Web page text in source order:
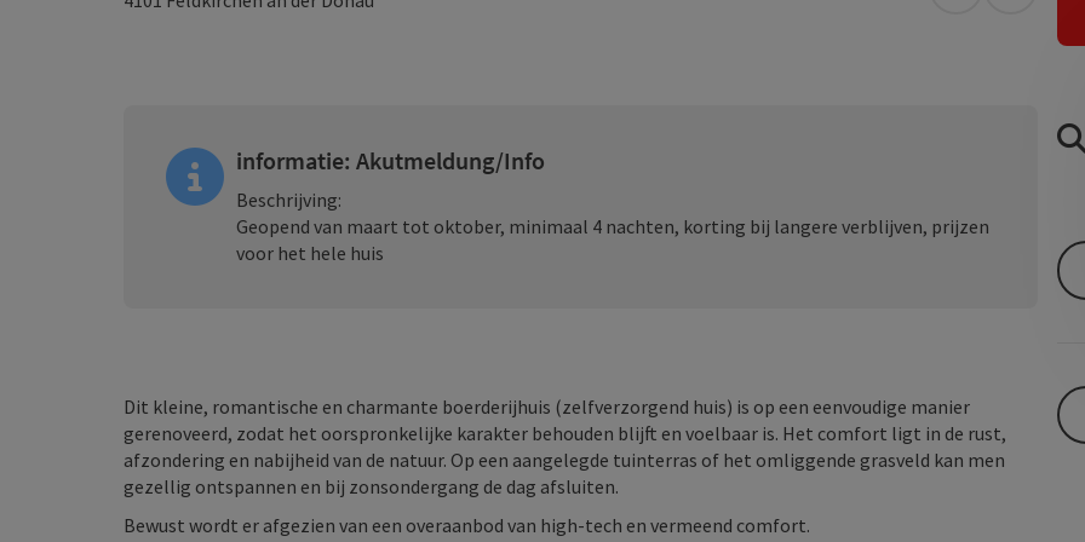
informatie: Akutmeldung/Info
Beschrijving:
Geopend van maart tot oktober, minimaal 4 nachten, korting bij langere verblijven, prijzen
voor het hele huis
Dit kleine, romantische en charmante boerderijhuis (zelfverzorgend huis) is op een eenvoudige manier
gerenoveerd, zodat het oorspronkelijke karakter behouden blijft en voelbaar is. Het comfort ligt in de rust,
afzondering en nabijheid van de natuur. Op een aangelegde tuinterras of het omliggende grasveld kan men
gezellig ontspannen en bij zonsondergang de dag afsluiten.
Bewust wordt er afgezien van een overaanbod van high-tech en vermeend comfort.